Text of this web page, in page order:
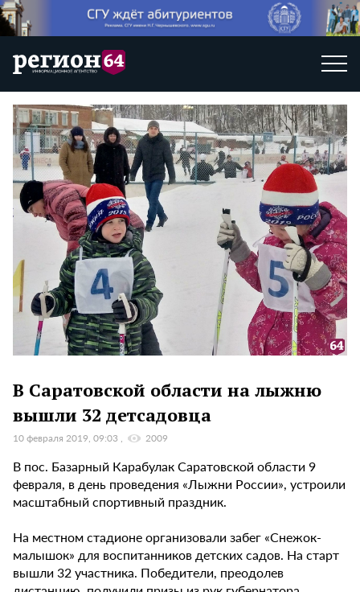
В Саратовской области на лыжню
вышли 32 детсадовца
10 февраля 2019, 09:03 2009
В пос. Базарный Карабулак Саратовской области 9
февраля, в день проведения «Лыжни России», устроили
масштабный спортивный праздник.
На местном стадионе организовали забег «Снежок-
малышок» для воспитанников детских садов. На старт
вышли 32 участника. Победители, преодолев